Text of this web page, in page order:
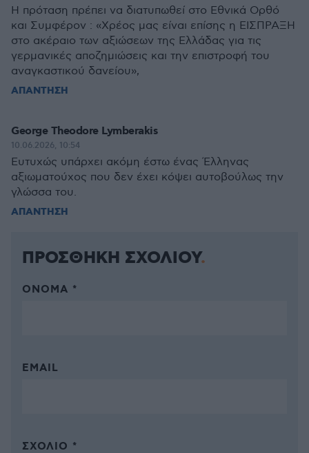
Η πρόταση πρέπει να διατυπωθεί στο Εθνικά Ορθό
και Συμφέρον : «Χρέος μας είναι επίσης η ΕΙΣΠΡΑΞΗ
στο ακέραιο των αξιώσεων της Ελλάδας για τις
γερμανικές αποζημιώσεις και την επιστροφή του
αναγκαστικού δανείου»,
ΑΠΑΝΤΗΣΗ
George Theodore Lymberakis
10.06.2026, 10:54
Ευτυχώς υπάρχει ακόμη έστω ένας Έλληνας
αξιωματούχος που δεν έχει κόψει αυτοβούλως την
γλώσσα του.
ΑΠΑΝΤΗΣΗ
ΠΡΟΣΘΗΚΗ ΣΧΟΛΙΟΥ
ΌΝΟΜΑ *
EMAIL
ΣΧΌΛΙΟ *